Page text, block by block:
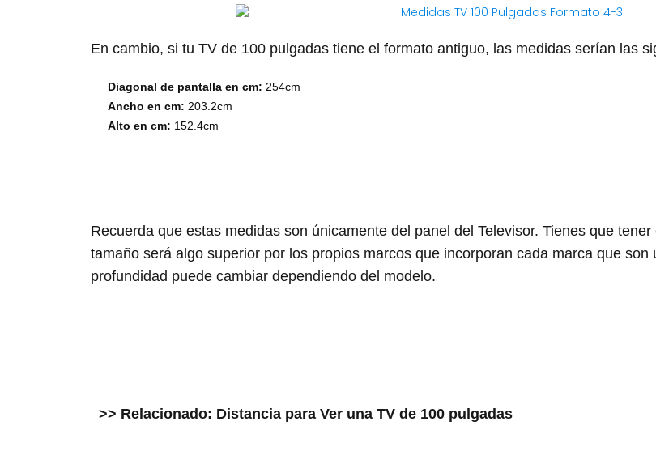
En cambio, si tu TV de 100 pulgadas tiene el formato antiguo, las medidas serían las
Diagonal de pantalla en cm: 254cm
Ancho en cm: 203.2cm
Alto en cm: 152.4cm
Recuerda que estas medidas son únicamente del panel del Televisor. Tienes que tener
tamaño será algo superior por los propios marcos que incorporan cada marca que son
profundidad puede cambiar dependiendo del modelo.
>> Relacionado: Distancia para Ver una TV de 100 pulgadas